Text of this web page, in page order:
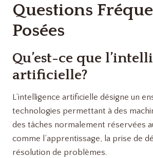
Questions
Posées
Qu’est-ce que
artificielle?
L’intelligence artificielle désigne un
technologies permettant à des
des tâches normalement réservées
comme l’apprentissage, la prise de
résolution de problèmes.